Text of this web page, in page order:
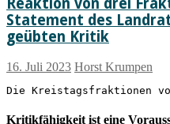
Reaktion von drei
Statement des
geübten Kritik
16. Juli 2023 Horst Krumpen
Die Kreistagsfraktionen
Kritikfähigkeit ist eine